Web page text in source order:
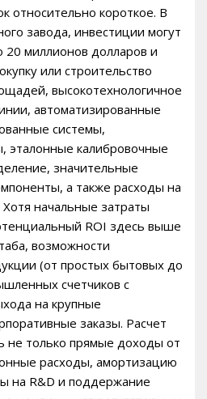
относительно короткое. В
завода, инвестиции могут
20 миллионов долларов и
или строительство
высокотехнологичное
автоматизированные
системы,
эталонные калибровочные
значительные
а также расходы на
начальные затраты
ROI здесь выше
возможности
(от простых бытовых до
счетчиков с
на крупные
заказы. Расчет
не только прямые доходы от
расходы, амортизацию
на R&D и поддержание